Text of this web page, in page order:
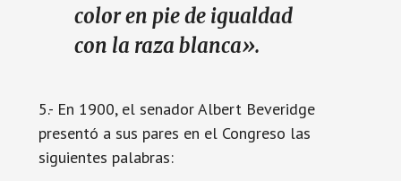
color en pie de igualdad
con la raza blanca».
5.- En 1900, el senador Albert Beveridge
presentó a sus pares en el Congreso las
siguientes palabras: